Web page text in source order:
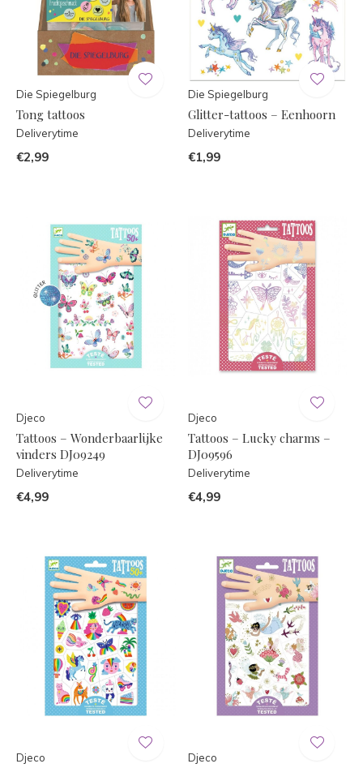
Die Spiegelburg
Tong tattoos
Deliverytime
€2,99
Die Spiegelburg
Glitter-tattoos – Eenhoorn
Deliverytime
€1,99
Djeco
Tattoos – Wonderbaarlijke
vinders DJ09249
Deliverytime
€4,99
Djeco
Tattoos – Lucky charms –
DJ09596
Deliverytime
€4,99
Djeco Djeco